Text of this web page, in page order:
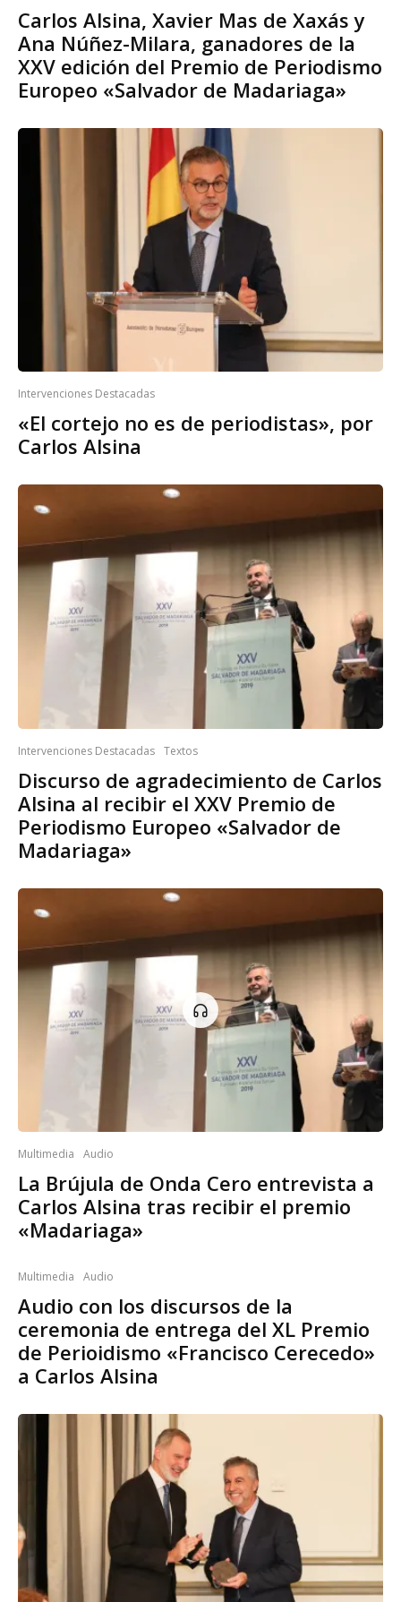
Carlos Alsina, Xavier Mas de Xaxás y
Ana Núñez-Milara, ganadores de la
XXV edición del Premio de Periodismo
Europeo «Salvador de Madariaga»
Intervenciones Destacadas
«El cortejo no es de periodistas», por
Carlos Alsina
Intervenciones Destacadas Textos
Discurso de agradecimiento de Carlos
Alsina al recibir el XXV Premio de
Periodismo Europeo «Salvador de
Madariaga»
Multimedia Audio
La Brújula de Onda Cero entrevista a
Carlos Alsina tras recibir el premio
«Madariaga»
Multimedia Audio
Audio con los discursos de la
ceremonia de entrega del XL Premio
de Perioidismo «Francisco Cerecedo»
a Carlos Alsina